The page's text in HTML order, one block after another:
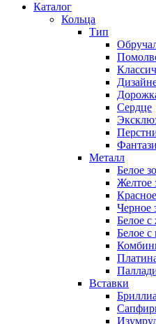
Каталог
Кольца
Тип
Сердце
Металл
Белое
Желтое
Черное
Белое
Белое с
Вставки